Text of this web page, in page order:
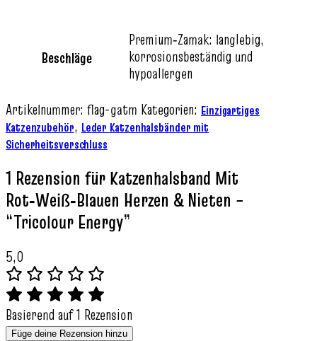
Beschläge
Premium‑Zamak: langlebig,
korrosionsbeständig und
hypoallergen
Artikelnummer: flag-gatm Kategorien: Einzigartiges
Katzenzubehör, Leder Katzenhalsbänder mit
Sicherheitsverschluss
1 Rezension fürKatzenhalsband Mit
Rot‑Weiß‑Blauen Herzen & Nieten –
“Tricolour Energy”
5,0
Basierend auf 1 Rezension
Füge deine Rezension hinzu